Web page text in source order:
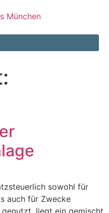
sowohl für
auch für Zwecke
liegt ein gemischt